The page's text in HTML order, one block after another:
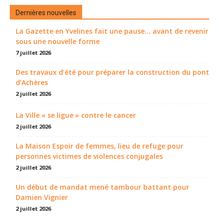
Dernières nouvelles
La Gazette en Yvelines fait une pause... avant de revenir
sous une nouvelle forme
7 juillet 2026
Des travaux d’été pour préparer la construction du pont
d’Achères
2 juillet 2026
La Ville « se ligue » contre le cancer
2 juillet 2026
La Maison Espoir de femmes, lieu de refuge pour
personnes victimes de violences conjugales
2 juillet 2026
Un début de mandat mené tambour battant pour
Damien Vignier
2 juillet 2026